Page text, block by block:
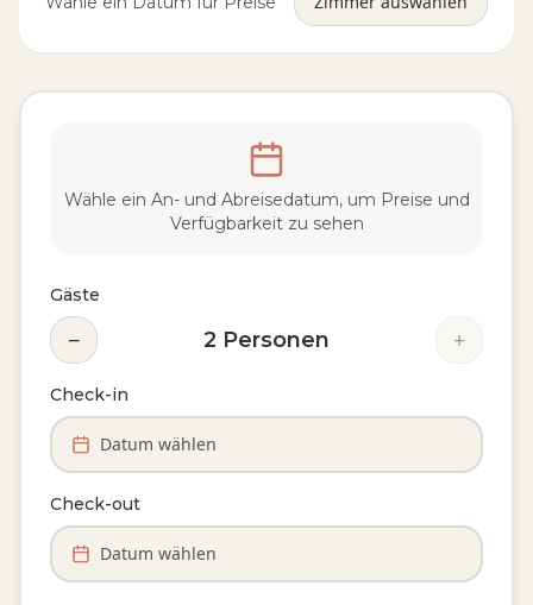
Wähle ein An- und Abreisedatum, um Preise und
Verfügbarkeit zu sehen
Gäste
− 2 Personen +
Check-in
Datum wählen
Check-out
Datum wählen